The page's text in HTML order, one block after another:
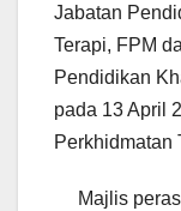
Jabatan
Terapi, FPM
Pendidikan
pada 13 April
Perkhidmatan
Majlis